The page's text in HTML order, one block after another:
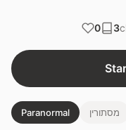
0 3
Paranormal מסתורין